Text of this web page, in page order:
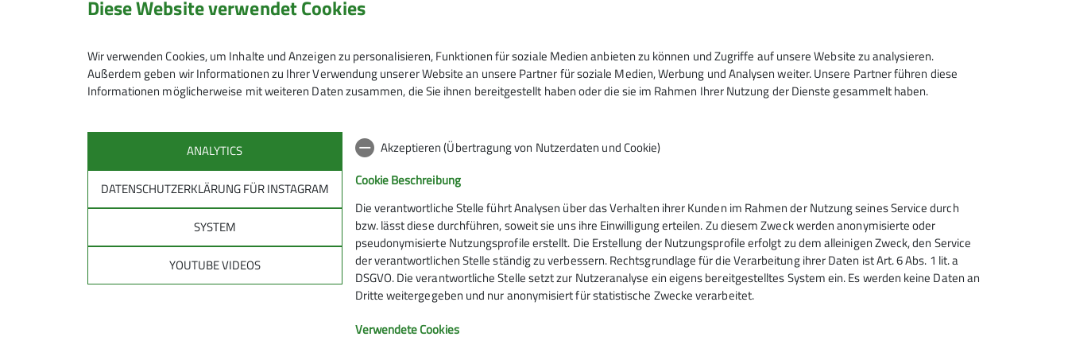
Senioren Wandern
Jeden ersten Dienstag im Monat um 18:30 Uhr im Sektionszentrum Stresemannstr. 17 in Solingen-Wald
Auskunft erteilt: Werner Lindenberg Tel. 0212 – 42626
Sektion
Sektion Solingen im Deutschen
Alpenverein e.V.
Diese Website verwendet Cookies
Wir verwenden Cookies, um Inhalte und Anzeigen zu personalisieren, Funktionen für soziale Medien anbieten zu können und Zugriffe auf unsere Website zu analysieren.
Außerdem geben wir Informationen zu Ihrer Verwendung unserer Website an unsere Partner für soziale Medien, Werbung und Analysen weiter. Unsere Partner führen diese
Informationen möglicherweise mit weiteren Daten zusammen, die Sie ihnen bereitgestellt haben oder die sie im Rahmen Ihrer Nutzung der Dienste gesammelt haben.
ANALYTICS
DATENSCHUTZERKLÄRUNG FÜR INSTAGRAM
SYSTEM
YOUTUBE VIDEOS
Akzeptieren (Übertragung von Nutzerdaten und Cookie)
Cookie Beschreibung
Die verantwortliche Stelle führt Analysen über das Verhalten ihrer Kunden im Rahmen der Nutzung seines Service durch
bzw. lässt diese durchführen, soweit sie uns ihre Einwilligung erteilen. Zu diesem Zweck werden anonymisierte oder
pseudonymisierte Nutzungsprofile erstellt. Die Erstellung der Nutzungsprofile erfolgt zu dem alleinigen Zweck, den Service
der verantwortlichen Stelle ständig zu verbessern. Rechtsgrundlage für die Verarbeitung ihrer Daten ist Art. 6 Abs. 1 lit. a
DSGVO. Die verantwortliche Stelle setzt zur Nutzeranalyse ein eigens bereitgestelltes System ein. Es werden keine Daten an
Dritte weitergegeben und nur anonymisiert für statistische Zwecke verarbeitet.
Verwendete Cookies